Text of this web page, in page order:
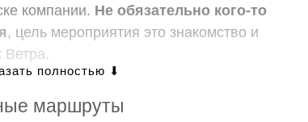
компании. Не обязательно кого-то
, цель мероприятия это знакомство и
пять-семь лет назад заезжал на мои
маршруты